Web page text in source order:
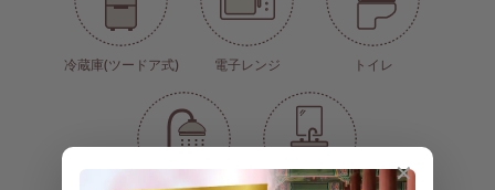
冷蔵庫(ツードア式) 電子レンジ トイレ
✕